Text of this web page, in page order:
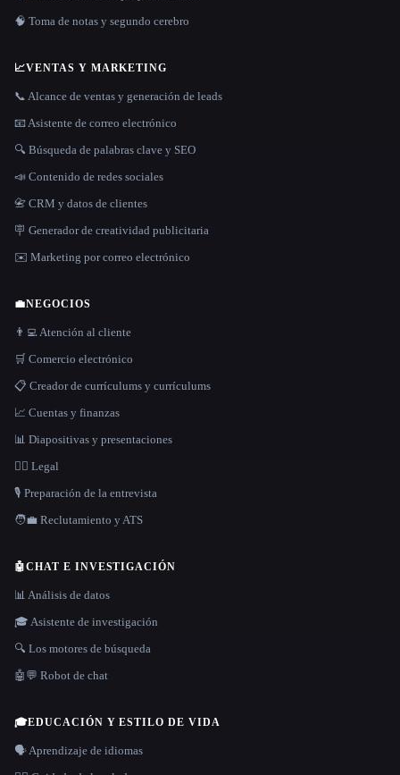
🧠 Toma de notas y segundo cerebro
📈VENTAS Y MARKETING
📞 Alcance de ventas y generación de leads
📧 Asistente de correo electrónico
🔍 Búsqueda de palabras clave y SEO
📣 Contenido de redes sociales
📇 CRM y datos de clientes
🪧 Generador de creatividad publicitaria
✉️ Marketing por correo electrónico
💼NEGOCIOS
👨‍💻 Atención al cliente
🛒 Comercio electrónico
📋 Creador de currículums y currículums
📈 Cuentas y finanzas
📊 Diapositivas y presentaciones
👩‍⚖️ Legal
🎙️ Preparación de la entrevista
🧑‍💼 Reclutamiento y ATS
🤖CHAT E INVESTIGACIÓN
📊 Análisis de datos
🎓 Asistente de investigación
🔍 Los motores de búsqueda
🤖💬 Robot de chat
🎓EDUCACIÓN Y ESTILO DE VIDA
🗣️ Aprendizaje de idiomas